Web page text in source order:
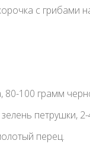
с грибами
100 грамм
петрушки,
перец.